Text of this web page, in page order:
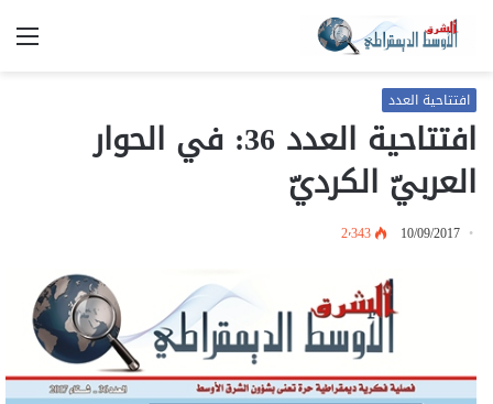
افتتاحية العدد
افتتاحية العدد 36: في الحوار
العربيّ الكرديّ
10/09/2017 2٬343